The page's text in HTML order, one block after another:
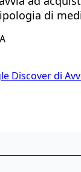
di
Discover di